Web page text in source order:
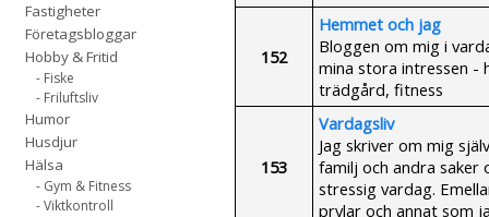
Fastigheter
Företagsbloggar
Hobby & Fritid
- Fiske
- Friluftsliv
Humor
Husdjur
Hälsa
- Gym & Fitness
- Viktkontroll
152
Hemmet och jag
Bloggen om mig i
mina stora intressen -
trädgård, fitness
153
Vardagsliv
Jag skriver om mig
familj och andra saker
stressig vardag.
prylar och annat som